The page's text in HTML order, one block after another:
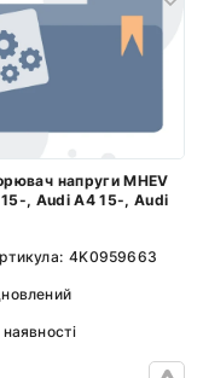
напруги MHEV
, Audi A4 15-, Audi
4K0959663